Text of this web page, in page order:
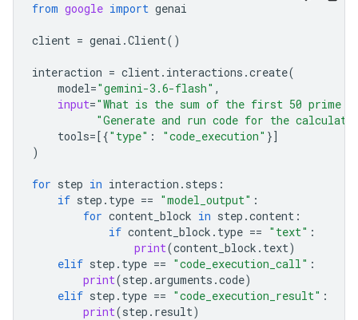
from google import genai
client = genai .Client()
interaction = client. interactions .create(
model="gemini-3.6-flash" ,
input="What is the sum of the first 50 prime
"Generate and run code for the
tools=[{"type" : "code_execution" }]
)
for step in interaction . steps :
if step . type == "model_output" :
for content_block in step .content :
if content_block . type == "text" :
print(content_block . text)
elif step . type == "code_execution_call" :
print(step .arguments .code)
elif step . type == "code_execution_result" :
print(step . result)